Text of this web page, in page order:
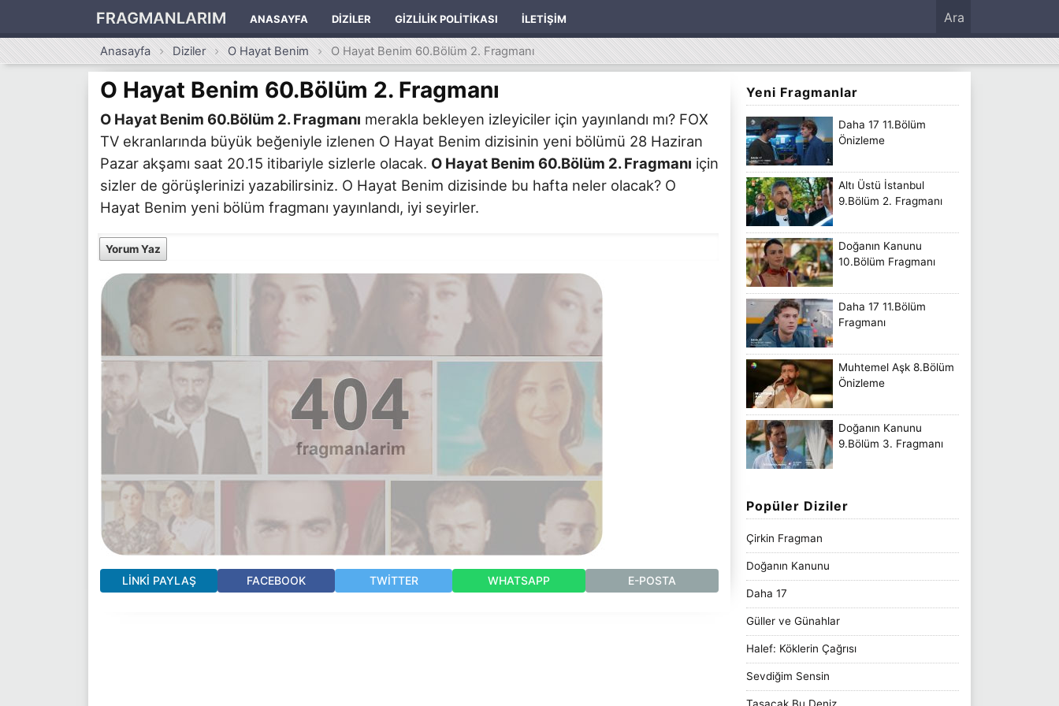
FRAGMANLARIM ANASAYFA DIZILER GIZLILIK POLITIKASI İLETIŞIM Ara
Anasayfa Diziler O Hayat Benim O Hayat Benim 60.Bölüm 2. Fragmanı
O Hayat Benim 60.Bölüm 2. Fragmanı
O Hayat Benim 60.Bölüm 2. Fragmanı merakla bekleyen izleyiciler için yayınlandı mı? FOX
TV ekranlarında büyük beğeniyle izlenen O Hayat Benim dizisinin yeni bölümü 28 Haziran
Pazar akşamı saat 20.15 itibariyle sizlerle olacak. O Hayat Benim 60.Bölüm 2. Fragmanı için
sizler de görüşlerinizi yazabilirsiniz. O Hayat Benim dizisinde bu hafta neler olacak? O
Hayat Benim yeni bölüm fragmanı yayınlandı, iyi seyirler.
Yorum Yaz
LINKI PAYLAŞ FACEBOOK TWITTER WHATSAPP E-POSTA
Yeni Fragmanlar
Daha 17 11.Bölüm
Önizleme
Altı Üstü İstanbul
9.Bölüm 2. Fragmanı
Doğanın Kanunu
10.Bölüm Fragmanı
Daha 17 11.Bölüm
Fragmanı
Muhtemel Aşk 8.Bölüm
Önizleme
Doğanın Kanunu
9.Bölüm 3. Fragmanı
Popüler Diziler
Çirkin Fragman
Doğanın Kanunu
Daha 17
Güller ve Günahlar
Halef: Köklerin Çağrısı
Sevdiğim Sensin
Taşacak Bu Deniz